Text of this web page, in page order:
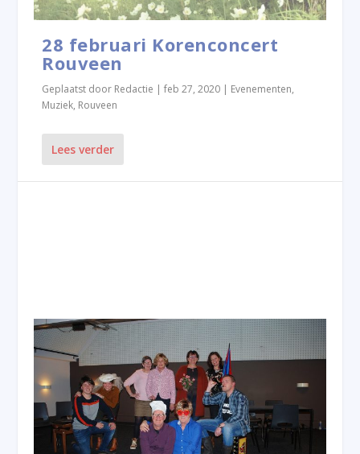
28 februari Korenconcert
Rouveen
Geplaatst door Redactie |feb 27, 2020 | Evenementen,
Muziek, Rouveen
Lees verder